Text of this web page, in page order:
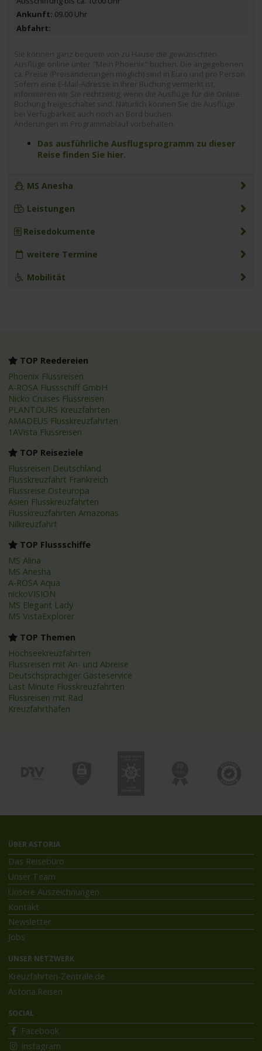
09.00 Uhr
Sie können ganz bequem von zu Hause die gewünschten
Ausflüge online unter "Mein Phoenix" buchen. Die angegebenen
ca. Preise (Preisänderungen möglich) sind in Euro und pro Person.
Sofern eine E-Mail-Adresse in Ihrer Buchung vermerkt ist,
informieren wir Sie rechtzeitig, wenn die Ausflüge für die Online-
Buchung freigeschaltet sind. Natürlich können Sie die Ausflüge
bei Verfügbarkeit auch noch an Bord buchen.
Änderungen im Programmablauf vorbehalten.
Das ausführliche Ausflugsprogramm zu dieser
Reise finden Sie hier.
MS Anesha
Leistungen
Reisedokumente
weitere Termine
Mobilität
TOP Reedereien
Phoenix Flussreisen
A-ROSA Flussschiff GmbH
Nicko Cruises Flussreisen
PLANTOURS Kreuzfahrten
AMADEUS Flusskreuzfahrten
1AVista Flussreisen
TOP Reiseziele
Flussreisen Deutschland
Flusskreuzfahrt Frankreich
Flussreise Osteuropa
Asien Flusskreuzfahrten
Flusskreuzfahrten Amazonas
Nilkreuzfahrt
TOP Flussschiffe
MS Alina
MS Anesha
A-ROSA Aqua
nickoVISION
MS Elegant Lady
MS VistaExplorer
TOP Themen
Hochseekreuzfahrten
Flussreisen mit An- und Abreise
Deutschsprachiger Gästeservice
Last Minute Flusskreuzfahrten
Flussreisen mit Rad
Kreuzfahrthäfen
ÜBER ASTORIA
Das Reisebüro
Unser Team
Unsere Auszeichnungen
Kontakt
Newsletter
Jobs
UNSER NETZWERK
Kreuzfahrten-Zentrale.de
Astoria.Reisen
SOCIAL
Facebook
Instagram